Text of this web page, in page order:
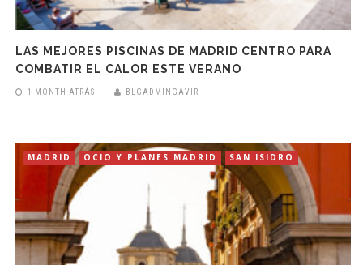
LAS MEJORES PISCINAS DE MADRID CENTRO PARA
COMBATIR EL CALOR ESTE VERANO
1 MONTH ATRÁS BLGADMINGAVIR
MADRID OCIO Y PLANES MADRID SAN ISIDRO